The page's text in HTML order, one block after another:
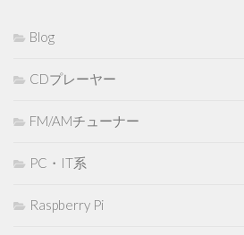
Blog
CDプレーヤー
FM/AMチューナー
PC・IT系
Raspberry Pi